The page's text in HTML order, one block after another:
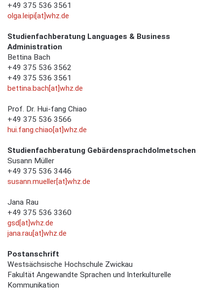
+49 375 536 3561
olga.leipi[at]whz.de
Studienfachberatung Languages & Business
Administration
Bettina Bach
+49 375 536 3562
+49 375 536 3561
bettina.bach[at]whz.de
Prof. Dr. Hui-fang Chiao
+49 375 536 3566
hui.fang.chiao[at]whz.de
Studienfachberatung Gebärdensprachdolmetschen
Susann Müller
+49 375 536 3446
susann.mueller[at]whz.de
Jana Rau
+49 375 536 3360
gsd[at]whz.de
jana.rau[at]whz.de
Postanschrift
Westsächsische Hochschule Zwickau
Fakultät Angewandte Sprachen und Interkulturelle
Kommunikation